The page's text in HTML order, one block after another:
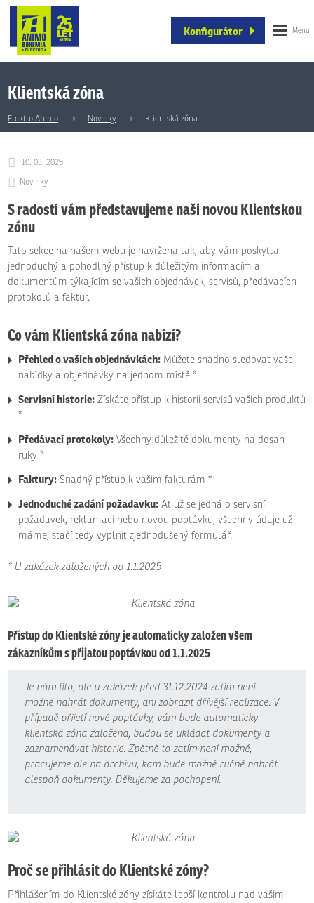
Konfigurátor
Klientská zóna
Elektro Animo Novinky Klientská zóna
10. 03. 2025
Novinky
S radostí vám představujeme naši novou Klientskou
zónu
Tato sekce na našem webu je navržena tak, aby vám poskytla
jednoduchý a pohodlný přístup k důležitým informacím a
dokumentům týkajícím se vašich objednávek, servisů, předávacích
protokolů a faktur.
Co vám Klientská zóna nabízí?
Přehled o vašich objednávkách: Můžete snadno sledovat vaše
nabídky a objednávky na jednom místě *
Servisní historie: Získáte přístup k historii servisů vašich produktů
*
Předávací protokoly: Všechny důležité dokumenty na dosah
ruky *
Faktury: Snadný přístup k vašim fakturám *
Jednoduché zadání požadavku: Ať už se jedná o servisní
požadavek, reklamaci nebo novou poptávku, všechny údaje už
máme, stačí tedy vyplnit zjednodušený formulář.
* U zakázek založených od 1.1.2025
Přístup do Klientské zóny je automaticky založen všem
zákazníkům s přijatou poptávkou od 1.1.2025
Je nám líto, ale u zakázek před 31.12.2024 zatím není
možné nahrát dokumenty, ani zobrazit dřívější realizace. V
případě přijetí nové poptávky, vám bude automaticky
klientská zóna založena, budou se ukládat dokumenty a
zaznamenávat historie. Zpětně to zatím není možné,
pracujeme ale na archivu, kam bude možné ručně nahrát
alespoň dokumenty. Děkujeme za pochopení.
Proč se přihlásit do Klientské zóny?
Přihlášením do Klientské zóny získáte lepší kontrolu nad vašimi